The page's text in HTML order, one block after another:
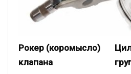
Рокер (коромысло)
клапана